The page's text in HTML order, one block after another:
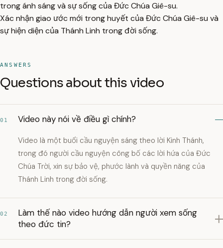
trong ánh sáng và sự sống của Đức Chúa Giê-su.
Xác nhận giao ước mới trong huyết của Đức Chúa Giê-su và
sự hiện diện của Thánh Linh trong đời sống.
ANSWERS
Questions about this video
01 Video này nói về điều gì chính?
Video là một buổi cầu nguyện sáng theo lời Kinh Thánh,
trong đó người cầu nguyện công bố các lời hứa của Đức
Chúa Trời, xin sự bảo vệ, phước lành và quyền năng của
Thánh Linh trong đời sống.
02
Làm thế nào video hướng dẫn người xem sống
theo đức tin?